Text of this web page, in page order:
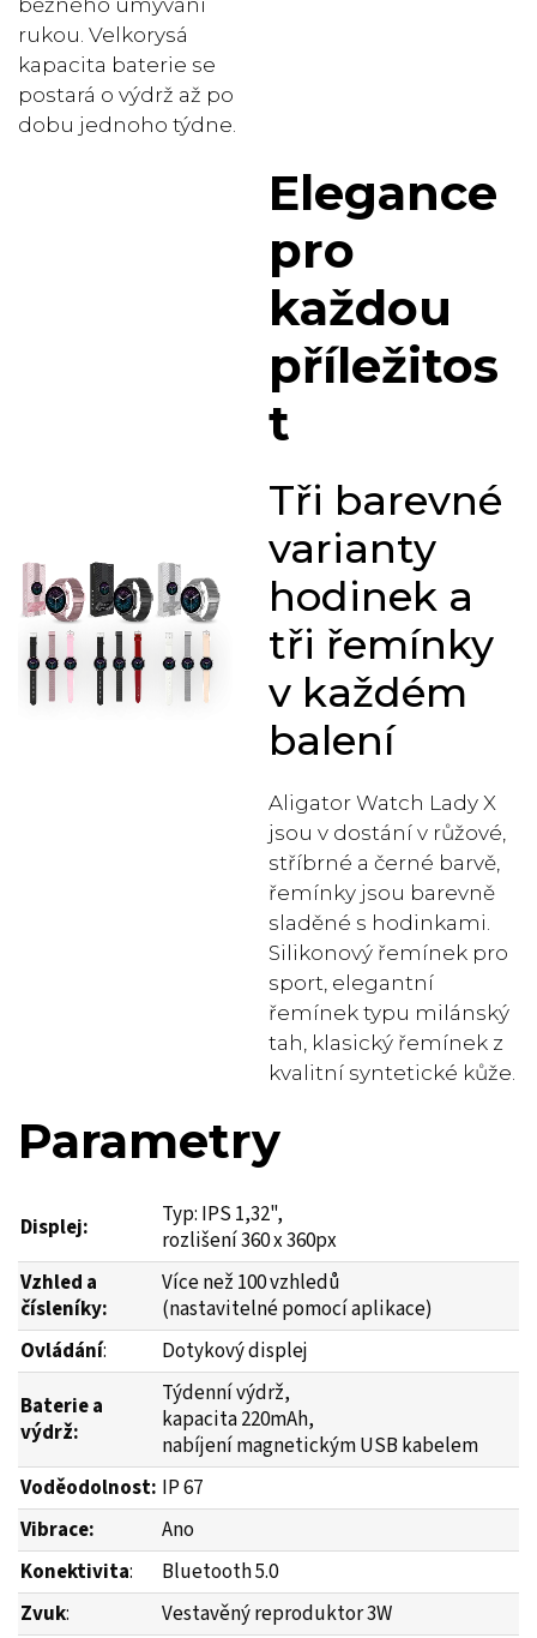
běžného umývání
rukou. Velkorysá
kapacita baterie se
postará o výdrž až po
dobu jednoho týdne.
Elegance
pro
každou
příležitos
t
Tři barevné
varianty
hodinek a
tři řemínky
v každém
balení
Aligator Watch Lady X
jsou v dostání v růžové,
stříbrné a černé barvě,
řemínky jsou barevně
sladěné s hodinkami.
Silikonový řemínek pro
sport, elegantní
řemínek typu milánský
tah, klasický řemínek z
kvalitní syntetické kůže.
Parametry
Displej:
Typ: IPS 1,32",
rozlišení 360 x 360px
Vzhled a
čísleníky:
Více než 100 vzhledů
(nastavitelné pomocí aplikace)
Ovládání:
Dotykový displej
Baterie a
výdrž:
Týdenní výdrž,
kapacita 220mAh,
nabíjení magnetickým USB kabelem
Voděodolnost: IP 67
Vibrace:
Ano
Konektivita:
Bluetooth 5.0
Zvuk: Vestavěný reproduktor 3W